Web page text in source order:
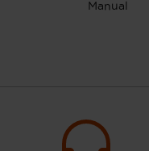
Manual